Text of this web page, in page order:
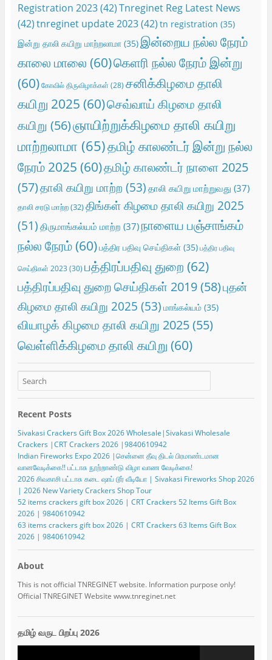
Registration 2023(42)Tnreginet Reg Latest News
(42)tnreginet update 2023(42) tn registration (35)
இன்று தாலி கயிறு மாற்றலாமா(35)இன்றைய நல்ல நேரம்
காலை மாலை (60)கெளரி நல்ல நேரம் இன்று
(60) கோவில் திருவிழாக்கள் (28) சனிக்கிழமை தாலி
கயிறு 2025 (60)செவ்வாய் கிழமை தாலி
கயிறு (56)ஞாயிற்றுக்கிழமை தாலி கயிறு
மாற்றலாமா (65)தமிழ் காலண்டர் இன்று நல்ல
நேரம் 2025 (60)தமிழ் காலண்டர் நாளை 2025
(57)தாலி கயிறு மாற்ற (53) தாலி கயிறு மாற்றுவது (37)
தாலி சரடு மாற்ற(32)திங்கள் கிழமை தாலி கயிறு 2025
(51) திருமாங்கல்யம் மாற்ற (37)நாளைய பஞ்சாங்கம்
நல்ல நேரம்(60)பத்திர பதிவு செய்திகள்(35) பத்திர பதிவு
செய்திகள் 2023 (30) பத்திரப்பதிவு துறை (62)
பத்திரப்பதிவு துறை செய்திகள் 2019(58)புதன்
கிழமை தாலி கயிறு 2025 (53) மாங்கல்யம்(35)
வியாழக் கிழமை தாலி கயிறு 2025(55)
வெள்ளிக்கிழமை தாலி கயிறு (60)
Recent Posts
Sivakasi Crackers Gift Box 2026 Wholesale|Sivakasi Wholesale
Crackers |CRT Crackers 2026 |9840610942
Indian Fireworks Expo 2026 |சென்னை தீவு திடல் பிரமாண்டமான
வானவேடிக்கை!! பட்டாசு நூற்றாண்டு விழா வாண வேடிக்கை!
2026 சிவகாசி பட்டாசு கடை ஷாப் டூர் வீடியோ | Sivakasi Fireworks Shop 2026
| 2026 New Variety Crackers Shop Tour
52 items crackers gift box 2026 | CRT Crackers 52 Items Gift Box
2026 | 9840610942
63 items crackers gift box 2026 | CRT Crackers 63 Items Gift Box
2026 | 9840610942
About
This is not official TNREGINET website. Information purpose only!
Official TNREGINET Website www.tnreginet.net
தமிழ் வருட பிறப்பு 2026